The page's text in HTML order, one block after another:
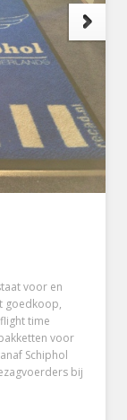
voor en
goedkoop,
time
voor
Schiphol
bij